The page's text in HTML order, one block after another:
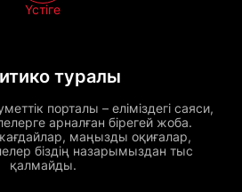
туралы
порталы – еліміздегі саяси,
арналған бірегей жоба.
жағдайлар, маңызды оқиғалар,
біздің назарымыздан тыс
қалмайды.
Үстіге